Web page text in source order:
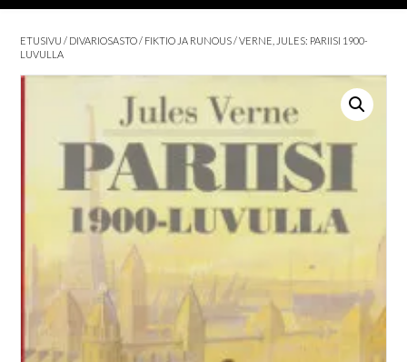
ETUSIVU / DIVARIOSASTO/ FIKTIO JA RUNOUS/ VERNE, JULES: PARIISI 1900-
LUVULLA